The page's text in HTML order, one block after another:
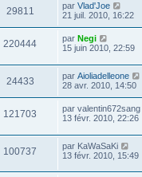
29811 par Vlad'Joe
21 juil. 2010, 16:22
220444 par Negi
15 juin 2010, 22:59
24433 par Aioliadelleone
28 avr. 2010, 14:50
121703 par valentin672sang
13 févr. 2010, 22:26
100737 par KaWaSaKi
13 févr. 2010, 15:49